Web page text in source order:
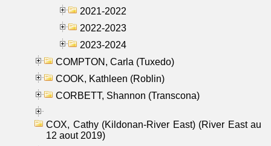
2021-2022
2022-2023
2023-2024
COMPTON, Carla (Tuxedo)
COOK, Kathleen (Roblin)
CORBETT, Shannon (Transcona)
COX, Cathy (Kildonan-River East) (River East au
12 aout 2019)